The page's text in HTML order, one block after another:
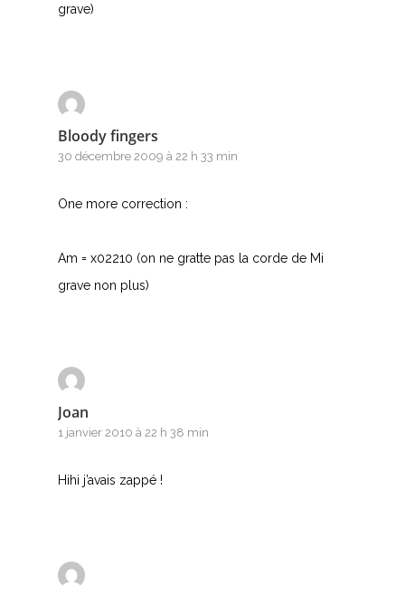
grave)
Bloody fingers
30 décembre 2009 à 22 h 33 min
One more correction :
Am = x02210 (on ne gratte pas la corde de Mi
grave non plus)
Joan
1 janvier 2010 à 22 h 38 min
Hihi j’avais zappé !